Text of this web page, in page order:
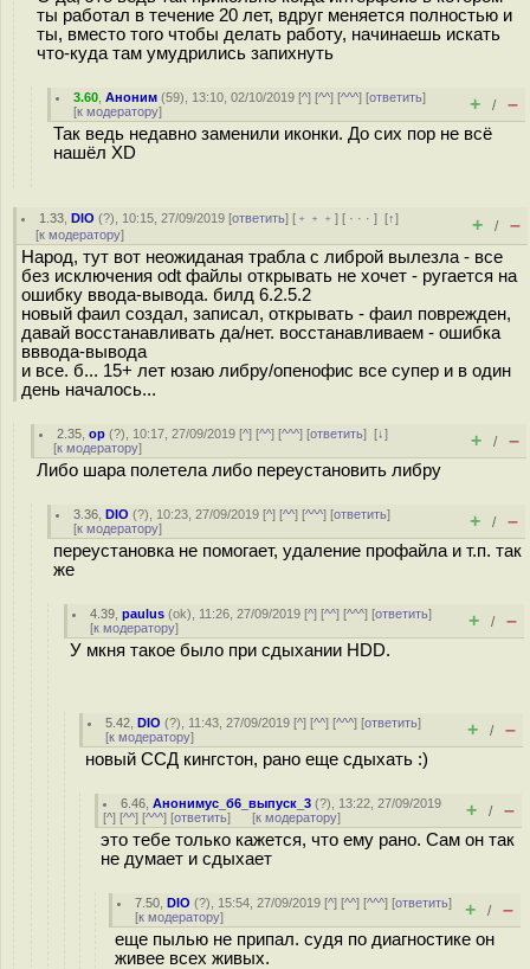
ты работал в течение 20 лет, вдруг меняется полностью и
ты, вместо того чтобы делать работу, начинаешь искать
что-куда там умудрились запихнуть
3.60 ,Аноним (59), 13:10, 02/10/2019 [^] [^^] [^^^] [ответить]
[к модератору] + / –
Так ведь недавно заменили иконки. До сих пор не всё
нашёл XD
1.33 ,DIO (?), 10:15, 27/09/2019 [ответить] [ ﹢﹢﹢] [ · · ·][↑]
[к модератору] + / –
Народ, тут вот неожиданая трабла с либрой вылезла - все
без исключения odt файлы открывать не хочет - ругается на
ошибку ввода-вывода. билд 6.2.5.2
новый фаил создал, записал, открывать - фаил поврежден,
давай восстанавливать да/нет. восстанавливаем - ошибка
вввода-вывода
и все. б... 15+ лет юзаю либру/опенофис все супер и в один
день началось...
2.35 ,ор (?), 10:17, 27/09/2019 [^] [^^] [^^^] [ответить][↓]
[к модератору] + / –
Либо шара полетела либо переустановить либру
3.36 ,DIO (?), 10:23, 27/09/2019 [^] [^^] [^^^] [ответить]
[к модератору] + / –
переустановка не помогает, удаление профайла и т.п. так
же
4.39 ,paulus (ok), 11:26, 27/09/2019 [^] [^^] [^^^] [ответить]
[к модератору] + / –
У мкня такое было при сдыхании HDD.
5.42 ,DIO (?), 11:43, 27/09/2019 [^] [^^] [^^^] [ответить]
[к модератору] + / –
новый ССД кингстон, рано еще сдыхать :)
6.46 ,Анонимус_б6_выпуск_3 (?), 13:22, 27/09/2019
[^] [^^] [^^^] [ответить] [к модератору] + / –
это тебе только кажется, что ему рано. Сам он так
не думает и сдыхает
7.50 ,DIO (?), 15:54, 27/09/2019 [^] [^^] [^^^] [ответить]
[к модератору] + / –
еще пылью не припал. судя по диагностике он
живее всех живых.